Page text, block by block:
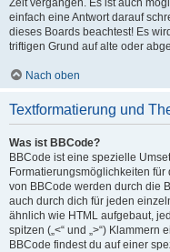
Zeit vergangen. Es ist auch
einfach eine Antwort darauf
dieses Boards beachtest! Es
triftigen Grund auf alte oder
Nach oben
Textformatierung und
Was ist BBCode?
BBCode ist eine spezielle
Formatierungsmöglichkeiten
von BBCode werden durch die
auch durch dich für jeden
ähnlich wie HTML aufgebaut,
spitzen („<“ und „>“)
BBCode findest du auf einer